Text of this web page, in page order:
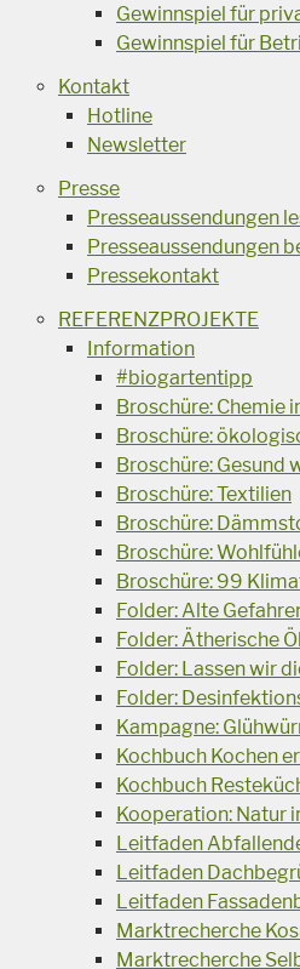
Gewinnspiel für
Gewinnspiel für
Kontakt
Hotline
Newsletter
Presse
Presseaussendungen
Presseaussendungen
Pressekontakt
REFERENZPROJEKTE
Information
#biogartentipp
Broschüre: Chemie
Broschüre:
Broschüre: Gesund
Broschüre: Textilien
Broschüre:
Broschüre:
Broschüre: 99
Folder: Alte
Folder: Ätherische
Folder: Lassen wir
Folder:
Kampagne:
Kochbuch Kochen
Kochbuch
Kooperation: Natur
Leitfaden
Leitfaden
Leitfaden
Marktrecherche
Marktrecherche